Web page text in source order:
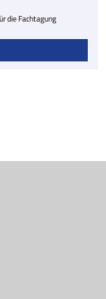
die Fachtagung